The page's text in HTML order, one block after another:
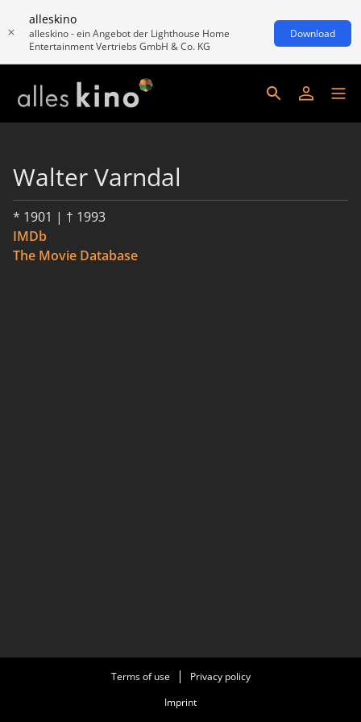
alleskino
alleskino - ein Angebot der Lighthouse Home
Entertainment Vertriebs GmbH & Co. KG
Download
Walter Varndal
* 1901 | † 1993
IMDb
The Movie Database
Terms of use
Privacy policy
Imprint